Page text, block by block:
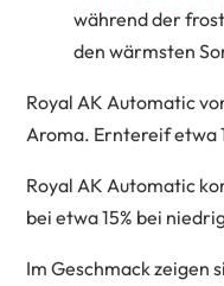
während der
den wärmsten
Royal AK Automatic
Aroma. Erntereif etwa
Royal AK Automatic
bei etwa 15% bei
Im Geschmack zeigen